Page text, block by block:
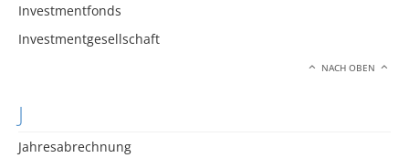
Investmentfonds
Investmentgesellschaft
NACH OBEN
J
Jahresabrechnung